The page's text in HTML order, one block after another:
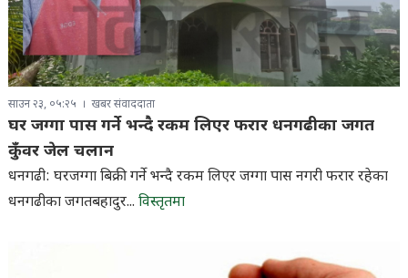
साउन २३, ०५:२५ खबर संवाददाता
घर जग्गा पास गर्ने भन्दै रकम लिएर फरार धनगढीका जगत
कुँवर जेल चलान
धनगढी: घरजग्गा बिक्री गर्ने भन्दै रकम लिएर जग्गा पास नगरी फरार रहेका
धनगढीका जगतबहादुर... विस्तृतमा